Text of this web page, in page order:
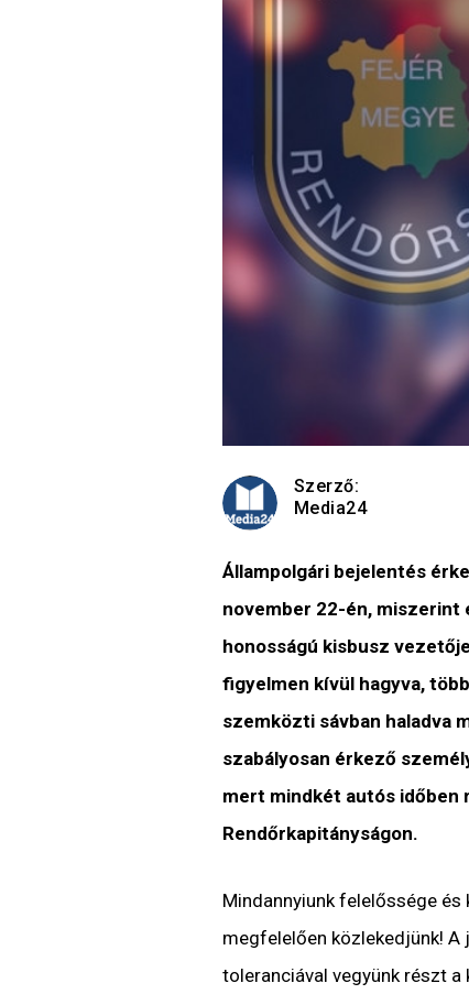
Szerző:
Media24
Állampolgári bejelentés
november 22-én, miszerint
honosságú kisbusz
figyelmen kívül hagyva,
szemközti sávban haladva
szabályosan érkező
mert mindkét autós időben
Rendőrkapitányságon.
Mindannyiunk felelőssége
megfelelően közlekedjünk!
toleranciával vegyünk részt a